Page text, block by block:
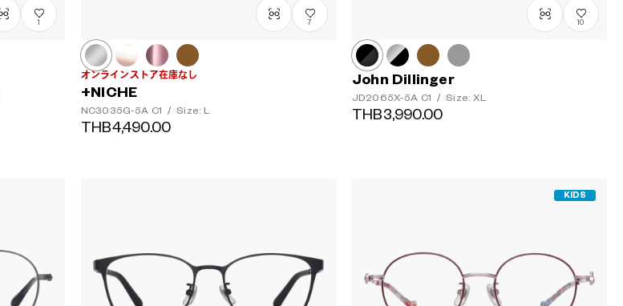
1 7
オンラインストア在庫なし
+NICHE
NC3035G-5A C1 / Size: L
THB4,490.00
10
John Dillinger
JD2065X-5A C1 / Size: XL
THB3,990.00
KIDS